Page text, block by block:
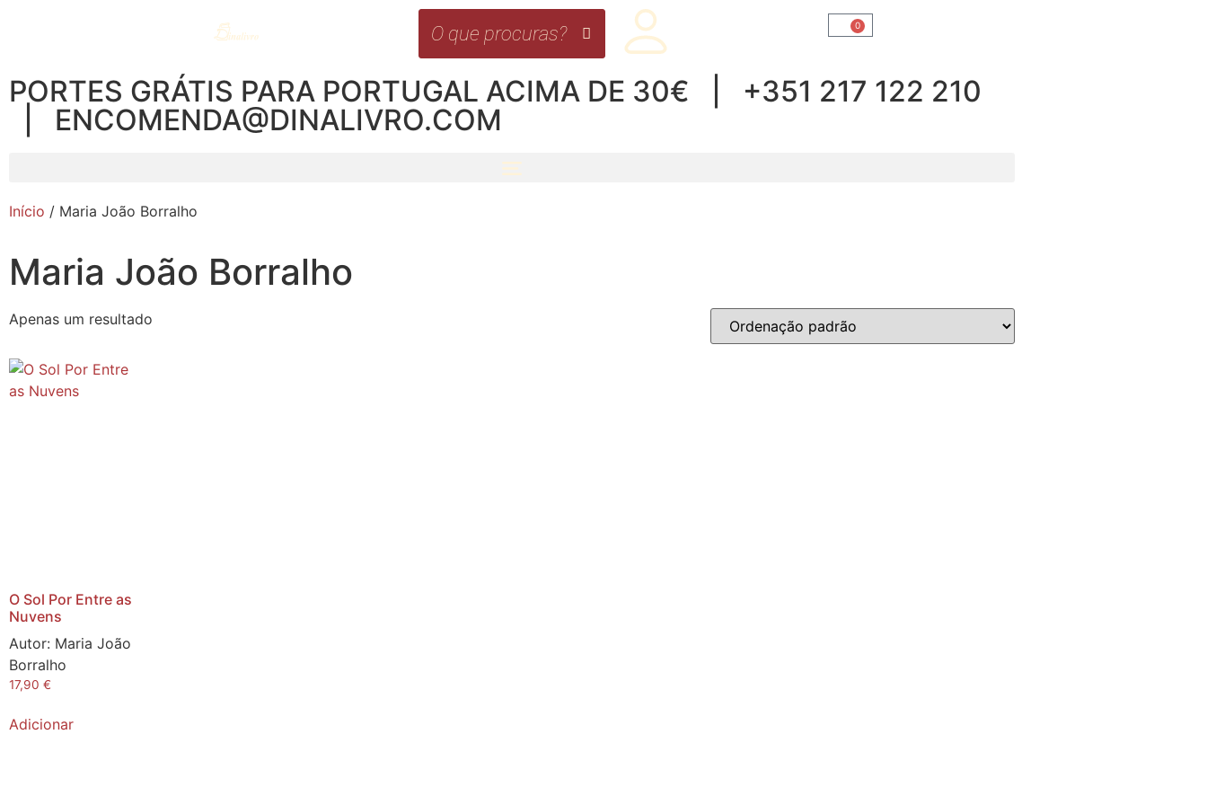
0
PORTES GRÁTIS PARA PORTUGAL ACIMA DE 30€ | +351 217 122 210
| ENCOMENDA@DINALIVRO.COM
Início / Maria João Borralho
Maria João Borralho
Apenas um resultado
O Sol Por Entre as
Nuvens
Autor: Maria João
Borralho
17,90 €
Adicionar